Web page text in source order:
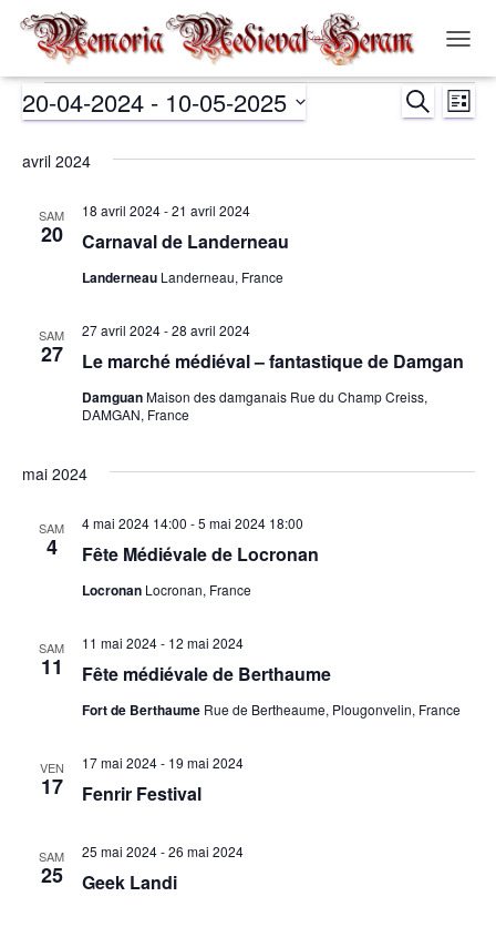
LA
Évènements
et
LISTE
20-04-2024 - 10-05-2025
une
avril 2024
SAM
20 Carnaval de Landerneau
18 avril 2024-21 avril 2024
Landerneau Landerneau, France
SAM
27 Le marché médiéval – fantastique de Damgan
27 avril 2024-28 avril 2024
DamguanMaison des damganais Rue du Champ Creiss,
DAMGAN, France
mai 2024
SAM
4 Fête Médiévale de Locronan
4 mai 2024 14:00 -5 mai 2024 18:00
Locronan Locronan, France
SAM
11 Fête médiévale de Berthaume
11 mai 2024- 12 mai 2024
Fort de Berthaume Rue de Bertheaume, Plougonvelin, France
VEN
17 Fenrir Festival
17 mai 2024- 19 mai 2024
SAM
25 Geek Landi
25 mai 2024-26 mai 2024